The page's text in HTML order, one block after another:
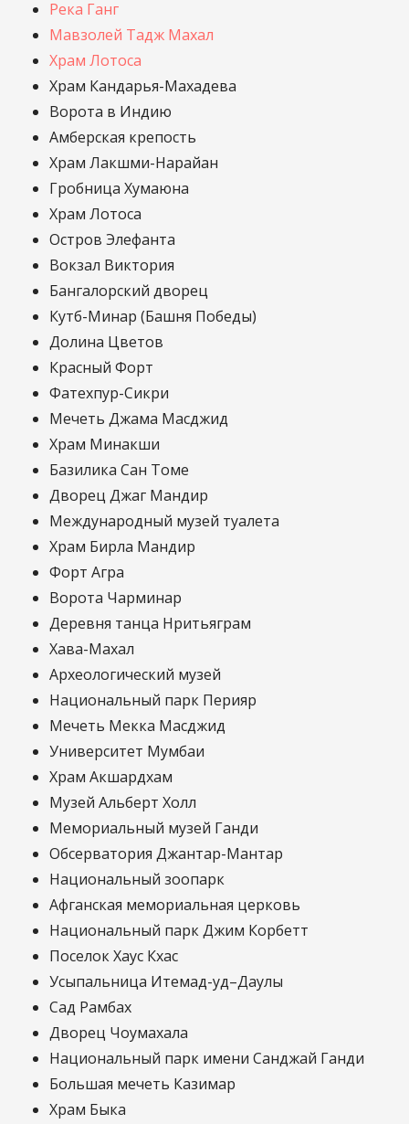
Река Ганг
Мавзолей Тадж Махал
Храм Лотоса
Храм Кандарья-Махадева
Ворота в Индию
Амберская крепость
Храм Лакшми-Нарайан
Гробница Хумаюна
Храм Лотоса
Остров Элефанта
Вокзал Виктория
Бангалорский дворец
Кутб-Минар (Башня Победы)
Долина Цветов
Красный Форт
Фатехпур-Сикри
Мечеть Джама Масджид
Храм Минакши
Базилика Сан Томе
Дворец Джаг Мандир
Международный музей туалета
Храм Бирла Мандир
Форт Агра
Ворота Чарминар
Деревня танца Нритьяграм
Хава-Махал
Археологический музей
Национальный парк Перияр
Мечеть Мекка Масджид
Университет Мумбаи
Храм Акшардхам
Музей Альберт Холл
Мемориальный музей Ганди
Обсерватория Джантар-Мантар
Национальный зоопарк
Афганская мемориальная церковь
Национальный парк Джим Корбетт
Поселок Хаус Кхас
Усыпальница Итемад-уд–Даулы
Сад Рамбах
Дворец Чоумахала
Национальный парк имени Санджай Ганди
Большая мечеть Казимар
Храм Быка